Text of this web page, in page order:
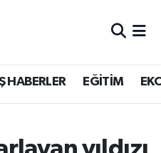
HABERLER EĞİTİM